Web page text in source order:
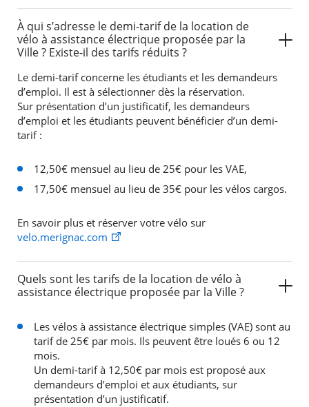
À qui s’adresse le demi-tarif de la location de
vélo à assistance électrique proposée par la
Ville ? Existe-il des tarifs réduits ?
Le demi-tarif concerne les étudiants et les demandeurs
d’emploi. Il est à sélectionner dès la réservation.
Sur présentation d’un justificatif, les demandeurs
d’emploi et les étudiants peuvent bénéficier d’un demi-
tarif :
12,50€ mensuel au lieu de 25€ pour les VAE,
17,50€ mensuel au lieu de 35€ pour les vélos cargos.
En savoir plus et réserver votre vélo sur
velo.merignac.com
Quels sont les tarifs de la location de vélo à
assistance électrique proposée par la Ville ?
Les vélos à assistance électrique simples (VAE) sont au
tarif de 25€ par mois. Ils peuvent être loués 6 ou 12
mois.
Un demi-tarif à 12,50€ par mois est proposé aux
demandeurs d’emploi et aux étudiants, sur
présentation d’un justificatif.